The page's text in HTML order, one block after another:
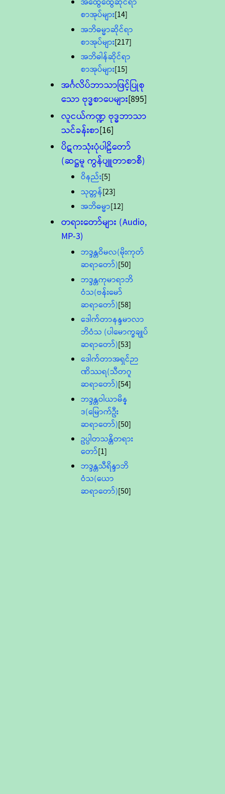
စာအုပ်များ[14]
အဘိဓမ္မာဆိုင်ရာ
စာအုပ်များ[217]
အဘိဓါန်ဆိုင်ရာ
စာအုပ်များ[15]
အင်္ဂလိပ်ဘာသာဖြင့်ပြုစု
သော ဗုဒ္ဓစာပေများ[895]
လူငယ်ကဏ္ဍ ဗုဒ္ဓဘာသာ
သင်ခန်းစာ[16]
ပိဋကသုံးပုံပါဠိတော်
(ဆဋ္ဌမူ ကွန်ပျူတာစာစီ)
ဝိနည်း[5]
သုတ္တန်[23]
အဘိဓမ္မာ[12]
တရားတော်များ (Audio,
MP-3)
ဘဒ္ဒန္တဝိမလ(မိုးကုတ်
ဆရာတော်)[50]
ဘဒ္ဒန္တကုမာရာဘိ
ဝံသ(ဗန်းမော်
ဆရာတော်)[58]
ဒေါက်တာနန္ဒမာလာ
ဘိဝံသ (ပါမောက္ခချုပ်
ဆရာတော်)[53]
ဒေါက်တာအရှင်ဉာ
ဏိဿရ(သီတဂူ
ဆရာတော်)[54]
ဘဒ္ဒန္တဝါယာမိန္
ဒ(မြောက်ဦး
ဆရာတော်)[50]
ဥပ္ပါတသန္တိတရား
တော်[1]
ဘဒ္ဒန္တသီရိန္ဒာဘိ
ဝံသ(ယော
ဆရာတော်)[50]